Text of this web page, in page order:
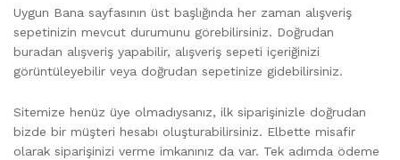
Uygun Bana sayfasının üst başlığında her zaman alışveriş
sepetinizin mevcut durumunu görebilirsiniz. Doğrudan
buradan alışveriş yapabilir, alışveriş sepeti içeriğinizi
görüntüleyebilir veya doğrudan sepetinize gidebilirsiniz.
Sitemize henüz üye olmadıysanız, ilk siparişinizle doğrudan
bizde bir müşteri hesabı oluşturabilirsiniz. Elbette misafir
olarak siparişinizi verme imkanınız da var. Tek adımda ödeme